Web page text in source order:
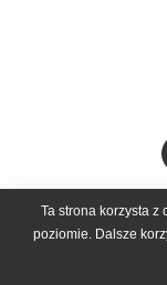
Dołącz
Ta strona korzysta z
poziomie. Dalsze